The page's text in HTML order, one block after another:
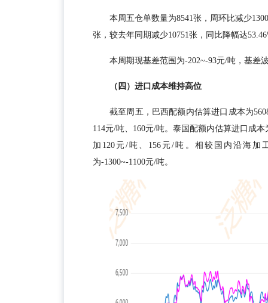
本周五仓单数量为8541张，周环比减少
张，较去年同期减少10751张，同比降幅达
本周期现基差范围为-202~-93元/吨，基差
（四）进口成本维持高位
截至周五，巴西配额内估算进口成本为
114元/吨、160元/吨。泰国配额内估算进口成
加120元/吨、156元/吨。相较国内沿海加
为-1300~-1100元/吨。